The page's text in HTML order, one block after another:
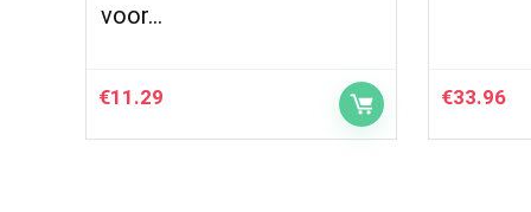
voor…
€11.29 €33.96